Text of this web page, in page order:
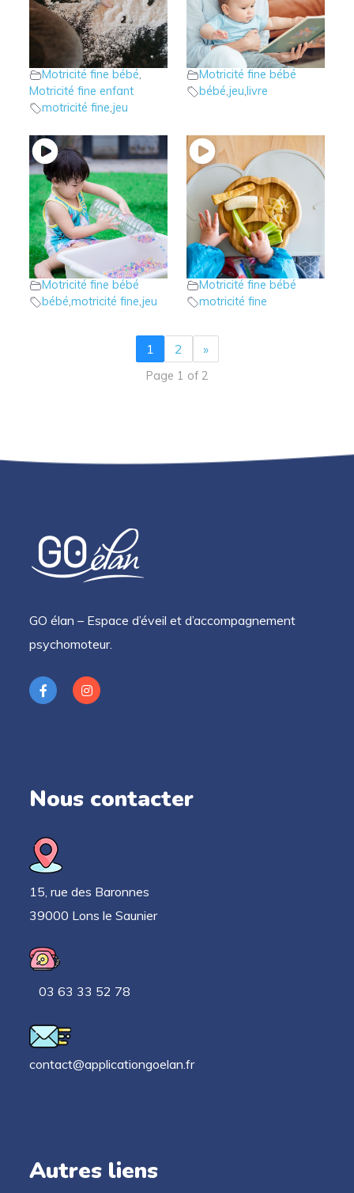
6 – Jouons à la
fécule de pomme de
terre avant 2 ans
Motricité fine bébé,
Motricité fine enfant
motricité fine,jeu
5 – A quel âge
donner un livre à
votre enfant?
Motricité fine bébé
bébé,jeu,livre
4 – Les bouteilles
sensorielles à
fabriquer
Motricité fine bébé
bébé,motricité fine,jeu
3 – Bébé peut-il
manger avec les
doigts?
Motricité fine bébé
motricité fine
1 2 »
Page 1 of 2
GO élan – Espace d’éveil et d’accompagnement
psychomoteur.
Nous contacter
15, rue des Baronnes
39000 Lons le Saunier
03 63 33 52 78
contact@applicationgoelan.fr
Autres liens